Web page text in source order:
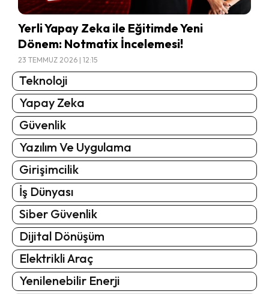
Yerli Yapay Zeka ile Eğitimde Yeni
Dönem: Notmatix İncelemesi!
23 TEMMUZ 2026 | 12:15
Teknoloji
Yapay Zeka
Güvenlik
Yazılım Ve Uygulama
Girişimcilik
İş Dünyası
Siber Güvenlik
Dijital Dönüşüm
Elektrikli Araç
Yenilenebilir Enerji